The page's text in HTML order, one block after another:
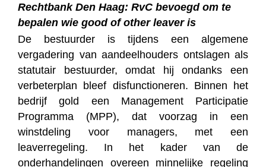
Rechtbank Den Haag: RvC bevoegd om te
bepalen wie good of other leaver is
De bestuurder is tijdens een algemene
vergadering van aandeelhouders ontslagen als
statutair bestuurder, omdat hij ondanks een
verbeterplan bleef disfunctioneren. Binnen het
bedrijf gold een Management Participatie
Programma (MPP), dat voorzag in een
winstdeling voor managers, met een
leaverregeling. In het kader van de
onderhandelingen overeen minnelijke regeling